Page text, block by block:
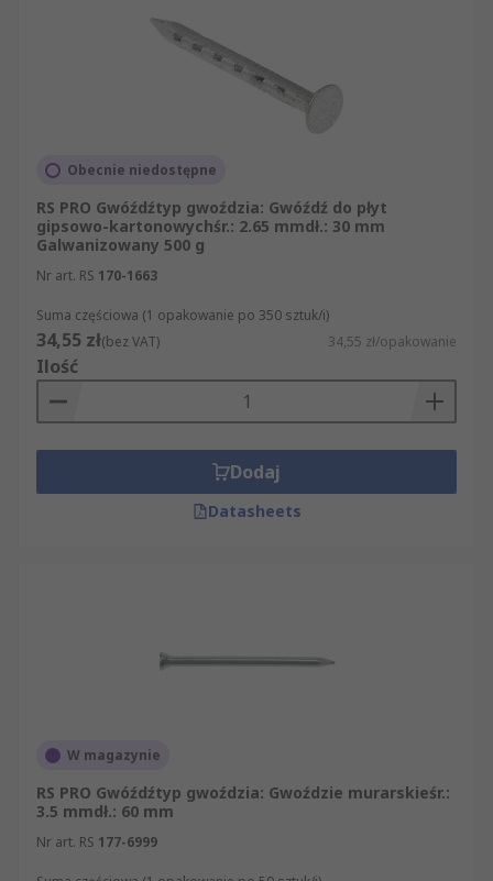
Obecnie niedostępne
RS PRO Gwóźdźtyp gwoździa: Gwóźdź do płyt
gipsowo-kartonowychśr.: 2.65 mmdł.: 30 mm
Galwanizowany 500 g
Nr art. RS 170-1663
Suma częściowa (1 opakowanie po 350 sztuk/i)
34,55 zł(bez VAT) 34,55 zł/opakowanie
Ilość
Dodaj
Datasheets
W magazynie
RS PRO Gwóźdźtyp gwoździa: Gwoździe murarskieśr.:
3.5 mmdł.: 60 mm
Nr art. RS 177-6999